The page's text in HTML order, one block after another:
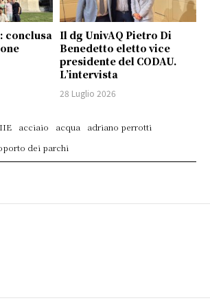
conclusa Il dg UnivAQ Pietro Di
Benedetto eletto vice
presidente del CODAU.
L’intervista
28 Luglio 2026
acciaio acqua
adriano perrotti
dei parchi